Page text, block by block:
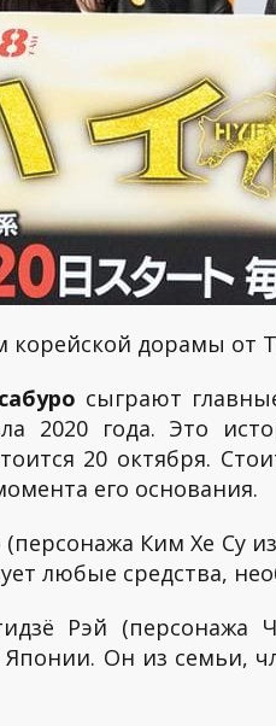
дорамы от
сыграют
2020 года. Это
20 октября.
его основания.
Ким Хе Су
любые средства,
Рэй (персонажа
Он из семьи,